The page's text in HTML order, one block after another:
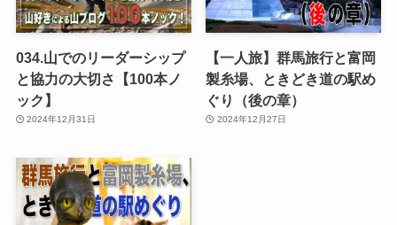
034.山でのリーダーシップ
と協力の大切さ【100本ノ
ック】
2024年12月31日
【一人旅】群馬旅行と富岡
製糸場、ときどき道の駅め
ぐり（後の章）
2024年12月27日